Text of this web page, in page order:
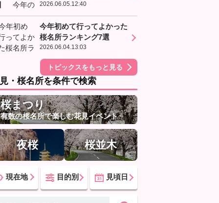
2026.06.05.12:40
今年初めて行ってよかった
桜名所ランキング7選
2026.06.04.13:03
トピックスをもっと見る
・桜名所を条件で検索
桜まつり
有数の桜名所で楽しむ花見イベント
夜桜 桜並木
現在地 目的別 見頃日